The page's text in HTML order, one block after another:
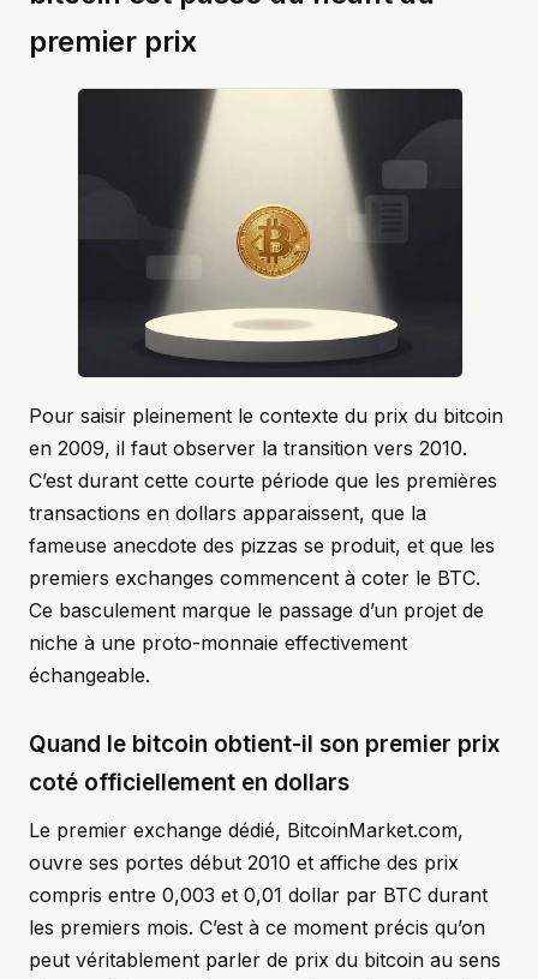
premier prix
Pour saisir pleinement le contexte du prix du bitcoin
en 2009, il faut observer la transition vers 2010.
C’est durant cette courte période que les premières
transactions en dollars apparaissent, que la
fameuse anecdote des pizzas se produit, et que les
premiers exchanges commencent à coter le BTC.
Ce basculement marque le passage d’un projet de
niche à une proto-monnaie effectivement
échangeable.
Quand le bitcoin obtient-il son premier prix
coté officiellement en dollars
Le premier exchange dédié, BitcoinMarket.com,
ouvre ses portes début 2010 et affiche des prix
compris entre 0,003 et 0,01 dollar par BTC durant
les premiers mois. C’est à ce moment précis qu’on
peut véritablement parler de prix du bitcoin au sens